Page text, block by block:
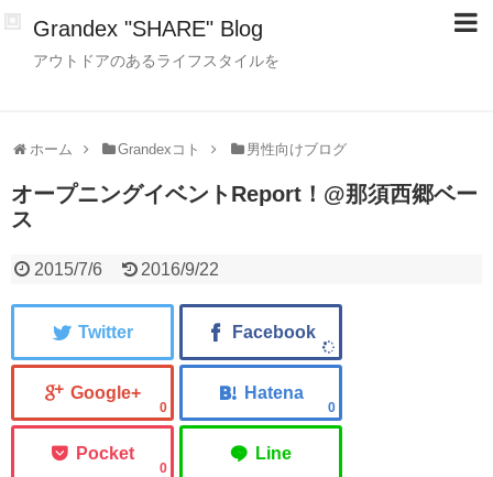
Grandex "SHARE" Blog
アウトドアのあるライフスタイルを
ホーム Grandexコト 男性向けブログ
オープニングイベントReport！@那須西郷ベー
ス
2015/7/6 2016/9/22
0 0
0